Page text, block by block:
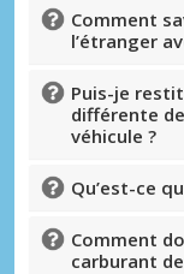
Comment
l’étranger
Puis-je
différente
véhicule ?
Qu’est-ce
Comment
carburant